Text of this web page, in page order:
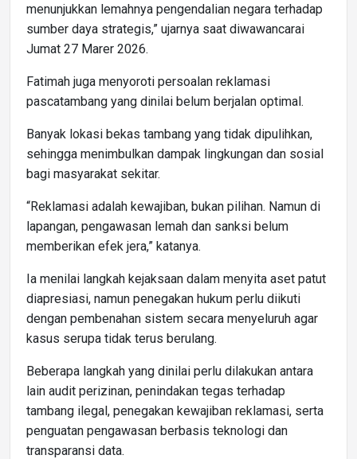
menunjukkan lemahnya pengendalian negara terhadap
sumber daya strategis,” ujarnya saat diwawancarai
Jumat 27 Marer 2026.
Fatimah juga menyoroti persoalan reklamasi
pascatambang yang dinilai belum berjalan optimal.
Banyak lokasi bekas tambang yang tidak dipulihkan,
sehingga menimbulkan dampak lingkungan dan sosial
bagi masyarakat sekitar.
“Reklamasi adalah kewajiban, bukan pilihan. Namun di
lapangan, pengawasan lemah dan sanksi belum
memberikan efek jera,” katanya.
Ia menilai langkah kejaksaan dalam menyita aset patut
diapresiasi, namun penegakan hukum perlu diikuti
dengan pembenahan sistem secara menyeluruh agar
kasus serupa tidak terus berulang.
Beberapa langkah yang dinilai perlu dilakukan antara
lain audit perizinan, penindakan tegas terhadap
tambang ilegal, penegakan kewajiban reklamasi, serta
penguatan pengawasan berbasis teknologi dan
transparansi data.